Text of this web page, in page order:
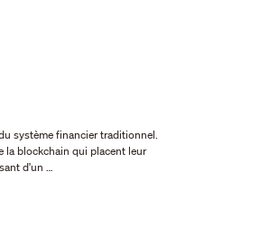
système financier traditionnel.
la blockchain qui placent leur
d'un …